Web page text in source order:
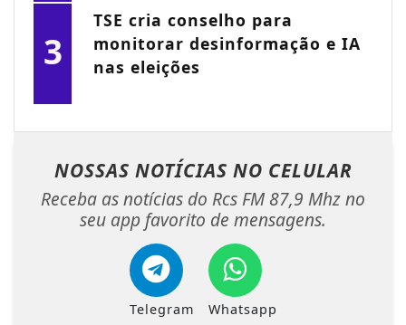
3
TSE cria conselho para
monitorar desinformação e IA
nas eleições
NOSSAS NOTÍCIAS NO CELULAR
Receba as notícias do Rcs FM 87,9 Mhz no
seu app favorito de mensagens.
Telegram Whatsapp